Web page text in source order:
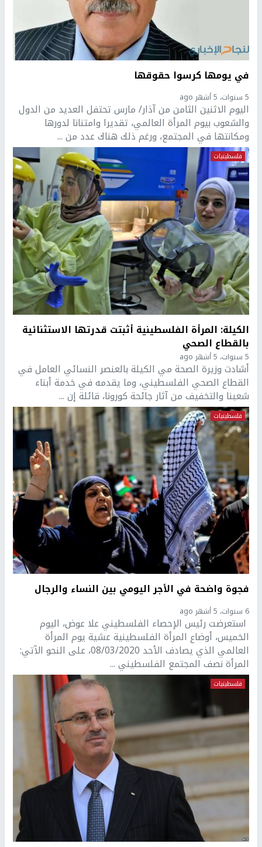
في يومها كرسوا حقوقها
5 سنوات، 5 أشهر ago
اليوم الاثنين الثامن من آذار/ مارس تحتفل العديد من الدول
والشعوب بيوم المرأة العالمي، تقديرا وامتنانا لدورها
ومكانتها في المجتمع، ورغم ذلك هناك عدد من ...
فلسطينيات
الكيلة: المرأة الفلسطينية أثبتت قدرتها الاستثنائية
بالقطاع الصحي
5 سنوات، 5 أشهر ago
أشادت وزيرة الصحة مي الكيلة بالعنصر النسائي العامل في
القطاع الصحي الفلسطيني، وما يقدمه في خدمة أبناء
شعبنا والتخفيف من آثار جائحة كورونا، قائلة إن ...
فلسطينيات
فجوة واضحة في الأجر اليومي بين النساء والرجال
6 سنوات، 5 أشهر ago
استعرضت رئيس الإحصاء الفلسطيني علا عوض، اليوم
الخميس، أوضاع المرأة الفلسطينية عشية يوم المرأة
العالمي الذي يصادف الأحد 08/03/2020، على النحو الآتي:
المرأة نصف المجتمع الفلسطيني ...
فلسطينيات